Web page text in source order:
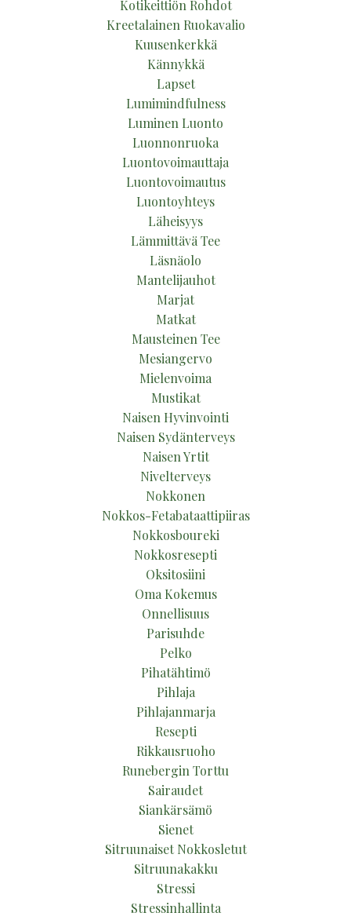
Kotikeittiön Rohdot
Kreetalainen Ruokavalio
Kuusenkerkkä
Kännykkä
Lapset
Lumimindfulness
Luminen Luonto
Luonnonruoka
Luontovoimauttaja
Luontovoimautus
Luontoyhteys
Läheisyys
Lämmittävä Tee
Läsnäolo
Mantelijauhot
Marjat
Matkat
Mausteinen Tee
Mesiangervo
Mielenvoima
Mustikat
Naisen Hyvinvointi
Naisen Sydänterveys
Naisen Yrtit
Nivelterveys
Nokkonen
Nokkos-Fetabataattipiiras
Nokkosboureki
Nokkosresepti
Oksitosiini
Oma Kokemus
Onnellisuus
Parisuhde
Pelko
Pihatähtimö
Pihlaja
Pihlajanmarja
Resepti
Rikkausruoho
Runebergin Torttu
Sairaudet
Siankärsämö
Sienet
Sitruunaiset Nokkosletut
Sitruunakakku
Stressi
Stressinhallinta